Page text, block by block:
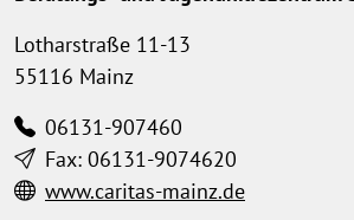
Lotharstraße 11-13
55116 Mainz
06131-907460
Fax: 06131-9074620
www.caritas-mainz.de